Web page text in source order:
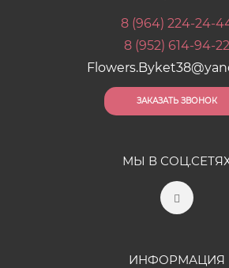
8 (964) 224-24-
8 (952) 614-94-22
ЗАКАЗАТЬ ЗВОНОК
МЫ В
ИНФОРМАЦИЯ